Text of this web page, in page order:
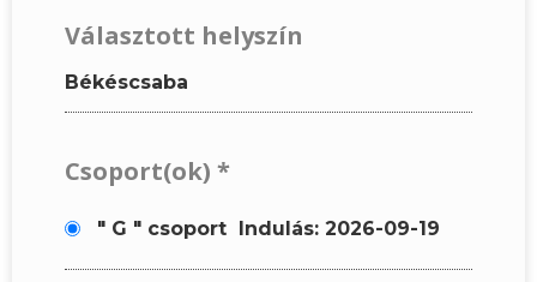
Választott helyszín
Békéscsaba
Csoport(ok) *
" G " csoport Indulás: 2026-09-19